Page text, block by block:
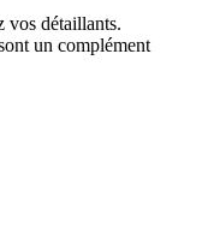
vos détaillants.
un complément